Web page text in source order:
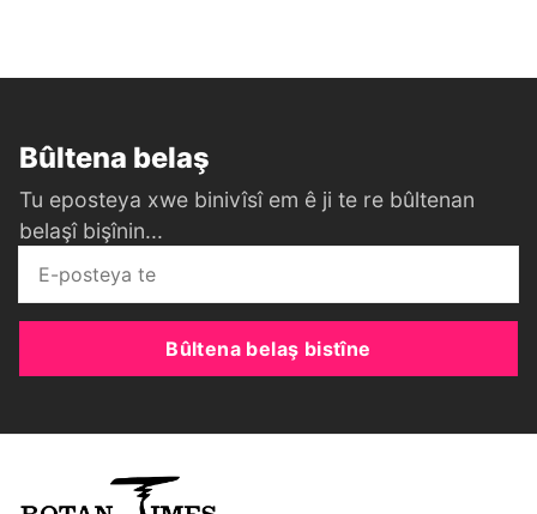
Bûltena belaş
Tu eposteya xwe binivîsî em ê ji te re bûltenan
belaşî bişînin...
Bûltena belaş bistîne